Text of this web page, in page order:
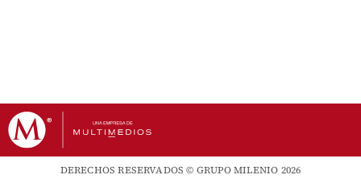
DERECHOS RESERVADOS © GRUPO MILENIO 2026